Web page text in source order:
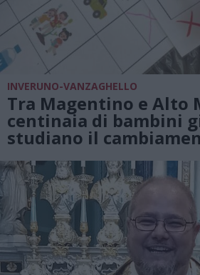
INVERUNO-VANZAGHELLO
Tra Magentino e Alto
centinaia di bambini
studiano il